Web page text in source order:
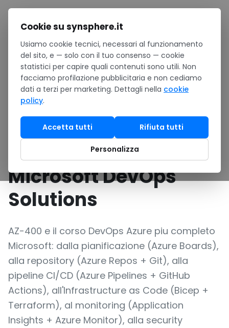
Salta al contenuto
Home / Formazione Catalogo corsi Microsoft
AZ-400 Designing and Implementing Microsoft DevOps
Solutions
COSTRUISCI PIPELINE DEVOPS AZURE ENTERPRISE
DALLA REPOSITORY AL PRODUCTION
AZ-400 Designing
and Implementing
Microsoft DevOps
Solutions
AZ-400 e il corso DevOps Azure piu completo
Microsoft: dalla pianificazione (Azure Boards),
alla repository (Azure Repos + Git), alla
pipeline CI/CD (Azure Pipelines + GitHub
Actions), all'Infrastructure as Code (Bicep +
Terraform), al monitoring (Application
Insights + Azure Monitor), alla security
Cookie su synsphere.it
Usiamo cookie tecnici, necessari al funzionamento
del sito, e — solo con il tuo consenso — cookie
statistici per capire quali contenuti sono utili. Non
facciamo profilazione pubblicitaria e non cediamo
dati a terzi per marketing. Dettagli nella cookie
policy.
Accetta tutti Rifiuta tutti
Personalizza